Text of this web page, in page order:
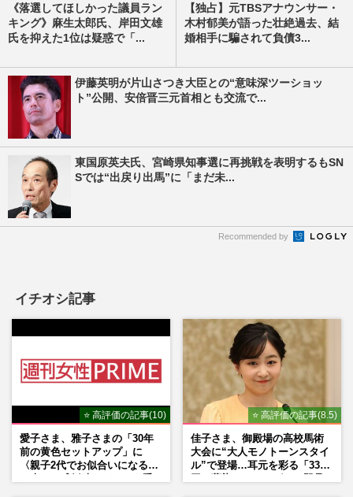
《落選してほしかった議員ラン
キング》麻生太郎氏、岸田文雄
氏を抑えた1位は疑惑で「...
【独占】元TBSアナウンサー・
木村郁美が語った壮絶過去、結
婚相手に騙されて負債3...
伊藤英明が片山さつき大臣との“意味深ツーショッ
ト”公開、安倍晋三元首相とも交流で...
東国原英夫氏、宮崎県知事選に再挑戦を表明するもSN
Sでは“出戻り出馬”に「まだ未...
Recommended by
イチオシ記事
⭐ 高評価の記事(10)
愛子さま、雅子さまの「30年
前の黄色セットアップ」に
〈親子2代でお似合いになる〉
⭐ 高評価の記事(8.5)
佳子さま、御殿場の高校馬術
大会に“大人モノトーンスタイ
ル”で登場…耳元を彩る「3300